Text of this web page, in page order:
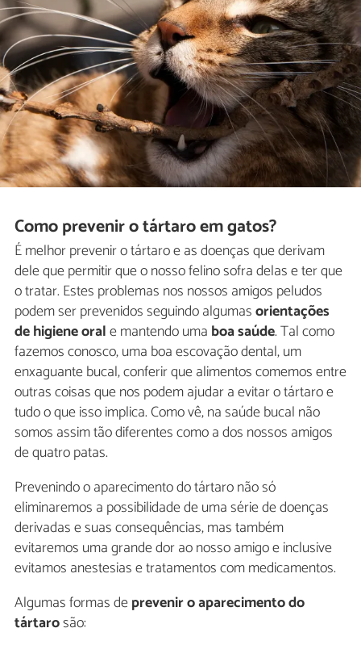
Como prevenir o tártaro em gatos?
É melhor prevenir o tártaro e as doenças que derivam
dele que permitir que o nosso felino sofra delas e ter que
o tratar. Estes problemas nos nossos amigos peludos
podem ser prevenidos seguindo algumasorientações
de higiene orale mantendo uma boa saúde. Tal como
fazemos conosco, uma boa escovação dental, um
enxaguante bucal, conferir que alimentos comemos entre
outras coisas que nos podem ajudar a evitar o tártaro e
tudo o que isso implica. Como vê, na saúde bucal não
somos assim tão diferentes como a dos nossos amigos
de quatro patas.
Prevenindo o aparecimento do tártaro não só
eliminaremos a possibilidade de uma série de doenças
derivadas e suas consequências, mas também
evitaremos uma grande dor ao nosso amigo e inclusive
evitamos anestesias e tratamentos com medicamentos.
Algumas formas deprevenir o aparecimento do
tártarosão: